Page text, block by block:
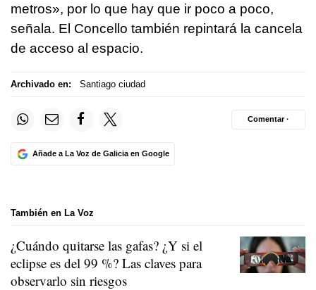
metros», por lo que hay que ir poco a poco,
señala. El Concello también repintará la cancela
de acceso al espacio.
Archivado en: Santiago ciudad
Añade a La Voz de Galicia en Google
Comentar ·
También en La Voz
¿Cuándo quitarse las gafas? ¿Y si el
eclipse es del 99 %? Las claves para
observarlo sin riesgos